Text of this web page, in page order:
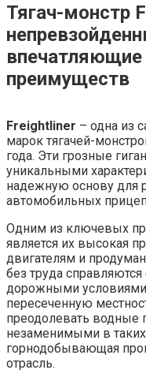
Тягач-монстр
впечатляющие
преимуществ
Freightliner – одна из
марок тягачей-
года. Эти грозные
уникальными
надежную основу для
автомобильных
Одним из ключевых
является их высокая
двигателям и
без труда
дорожными
пересеченную
преодолевать водные
незаменимыми в таких
горнодобывающая
отрасль.